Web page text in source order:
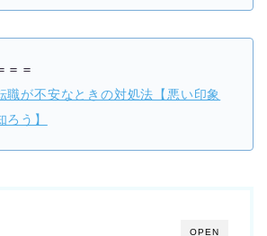
＝＝
職が不安なときの対処法【悪い印象
う】
OPEN